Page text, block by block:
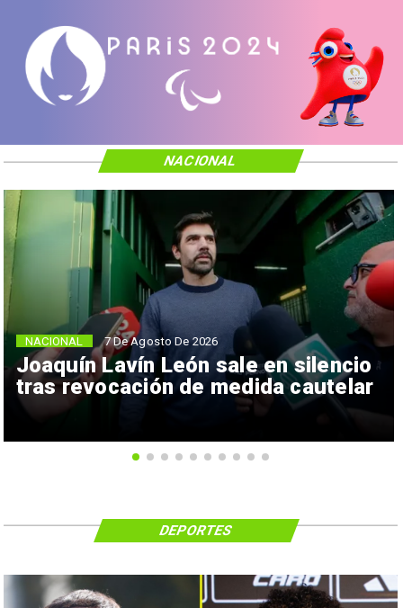
Joaquín Lavín León sale en silencio
tras revocación de medida cautelar
NACIONAL 7 De Agosto De 2026
NACIONAL
DEPORTES